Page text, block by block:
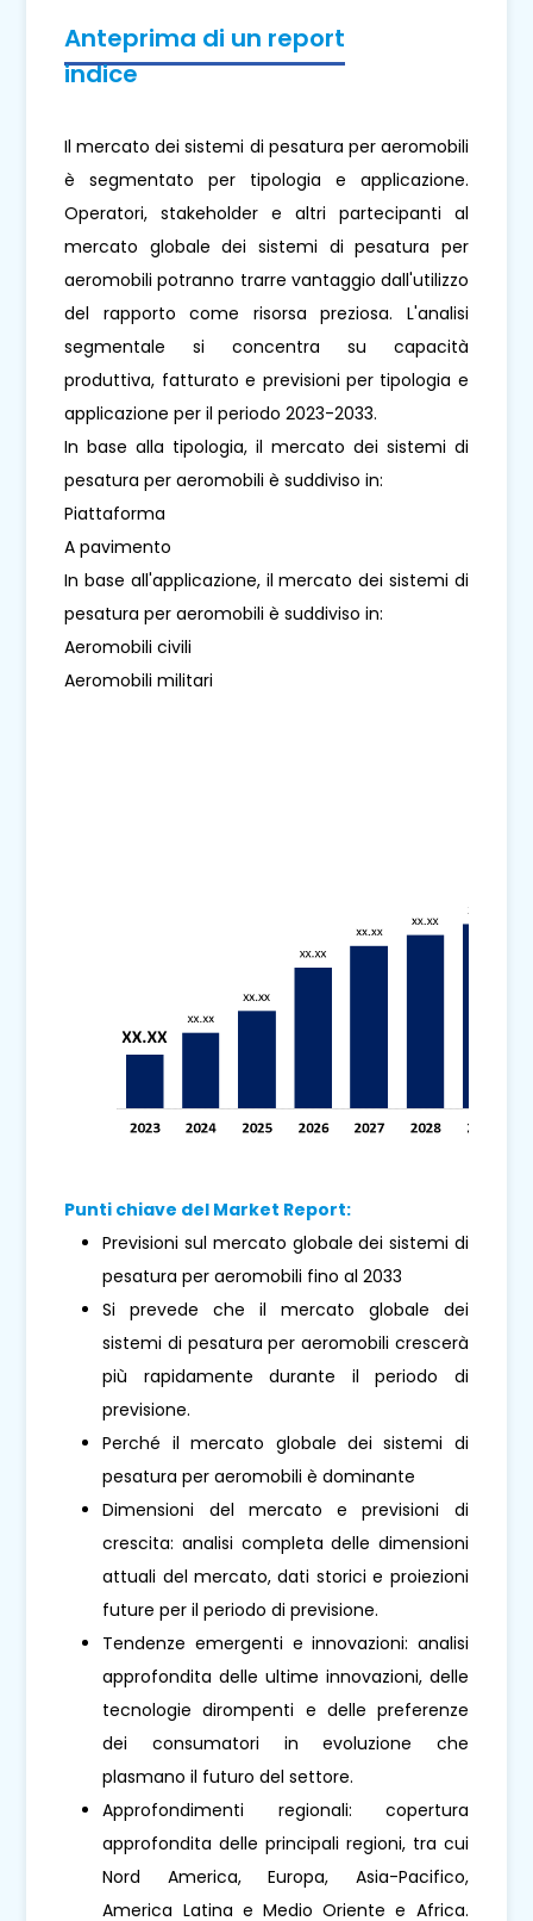
Anteprima di un report
indice
Il mercato dei sistemi di pesatura per aeromobili
è segmentato per tipologia e applicazione.
Operatori, stakeholder e altri partecipanti al
mercato globale dei sistemi di pesatura per
aeromobili potranno trarre vantaggio dall'utilizzo
del rapporto come risorsa preziosa. L'analisi
segmentale si concentra su capacità
produttiva, fatturato e previsioni per tipologia e
applicazione per il periodo 2023-2033.
In base alla tipologia, il mercato dei sistemi di
pesatura per aeromobili è suddiviso in:
Piattaforma
A pavimento
In base all'applicazione, il mercato dei sistemi di
pesatura per aeromobili è suddiviso in:
Aeromobili civili
Aeromobili militari
Punti chiave del Market Report:
Previsioni sul mercato globale dei sistemi di
pesatura per aeromobili fino al 2033
Si prevede che il mercato globale dei
sistemi di pesatura per aeromobili crescerà
più rapidamente durante il periodo di
previsione.
Perché il mercato globale dei sistemi di
pesatura per aeromobili è dominante
Dimensioni del mercato e previsioni di
crescita: analisi completa delle dimensioni
attuali del mercato, dati storici e proiezioni
future per il periodo di previsione.
Tendenze emergenti e innovazioni: analisi
approfondita delle ultime innovazioni, delle
tecnologie dirompenti e delle preferenze
dei consumatori in evoluzione che
plasmano il futuro del settore.
Approfondimenti regionali: copertura
approfondita delle principali regioni, tra cui
Nord America, Europa, Asia-Pacifico,
America Latina e Medio Oriente e Africa.